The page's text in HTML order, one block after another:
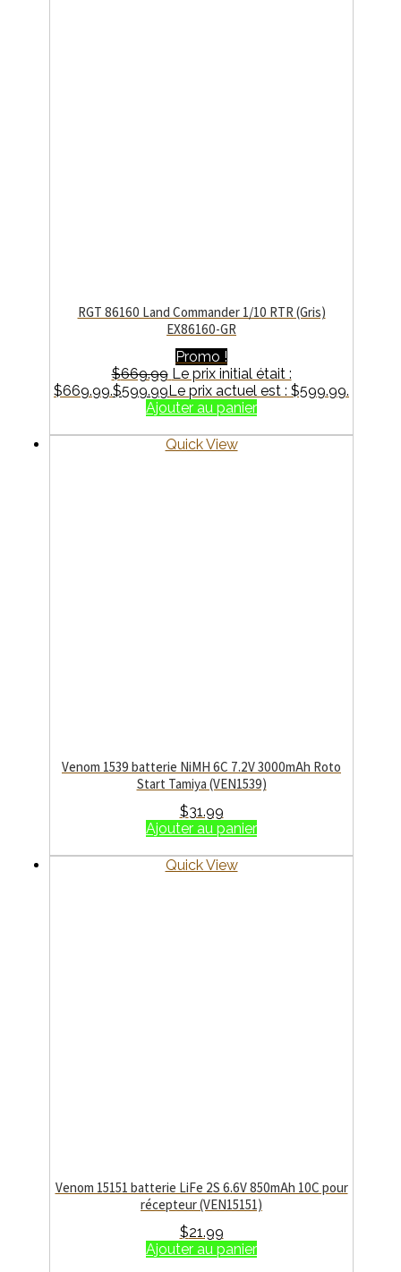
RGT 86160 Land Commander 1/10 RTR (Gris)
EX86160-GR
Promo !
$669.99 Le prix initial était :
$669.99.$599.99 Le prix actuel est : $599.99.
Ajouter au panier
Quick View
Venom 1539 batterie NiMH 6C 7.2V 3000mAh Roto
Start Tamiya (VEN1539)
$31.99
Ajouter au panier
Quick View
Venom 15151 batterie LiFe 2S 6.6V 850mAh 10C pour
récepteur (VEN15151)
$21.99
Ajouter au panier